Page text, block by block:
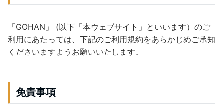
「GOHAN」 (以下「本ウェブサイト」といいます）のご
利用にあたっては、下記のご利用規約をあらかじめご承知
くださいますようお願いいたします。
免責事項